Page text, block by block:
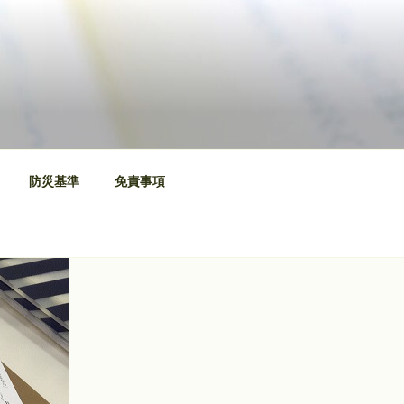
防災基準 免責事項